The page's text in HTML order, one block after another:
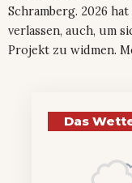
Schramberg. 2026
verlassen, auch, um
Projekt zu widmen.
Das